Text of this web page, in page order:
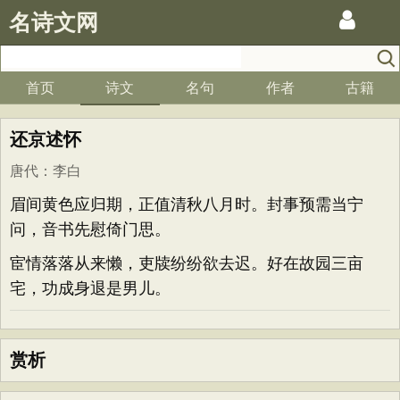
名诗文网
首页 诗文 名句 作者 古籍
还京述怀
唐代 ： 李白
眉间黄色应归期，正值清秋八月时。封事预需当宁
问，音书先慰倚门思。
宦情落落从来懒，吏牍纷纷欲去迟。好在故园三亩
宅，功成身退是男儿。
赏析